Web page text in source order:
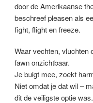
door de Amerikaanse
beschreef pleasen als
fight, flight en freeze.
Waar vechten, vluchten
fawn onzichtbaar.
Je buigt mee, zoekt
Niet omdat je dat wil –
dit de veiligste optie was.